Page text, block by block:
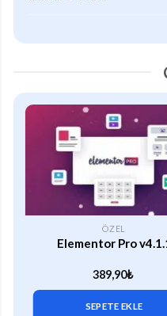
ÖZEL
Elementor Pro
389,90₺
SEPETE EKLE